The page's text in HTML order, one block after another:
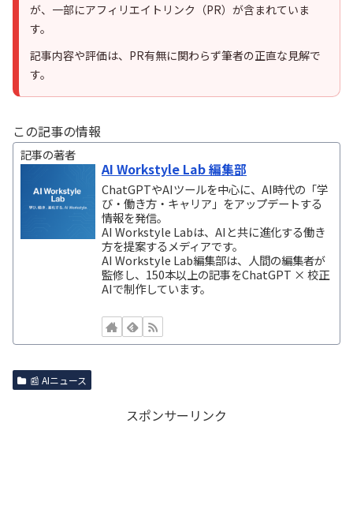
が、一部にアフィリエイトリンク（PR）が含まれていま
す。
記事内容や評価は、PR有無に関わらず筆者の正直な見解で
す。
この記事の情報
記事の著者
AI Workstyle Lab 編集部
ChatGPTやAIツールを中心に、AI時代の「学
び・働き方・キャリア」をアップデートする
情報を発信。
AI Workstyle Labは、AIと共に進化する働き
方を提案するメディアです。
AI Workstyle Lab編集部は、人間の編集者が
監修し、150本以上の記事をChatGPT × 校正
AIで制作しています。
📰 AIニュース
スポンサーリンク